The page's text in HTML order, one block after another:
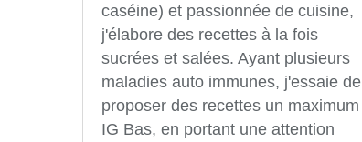
caséine) et passionnée de cuisine,
j'élabore des recettes à la fois
sucrées et salées. Ayant plusieurs
maladies auto immunes, j'essaie de
proposer des recettes un maximum
IG Bas, en portant une attention